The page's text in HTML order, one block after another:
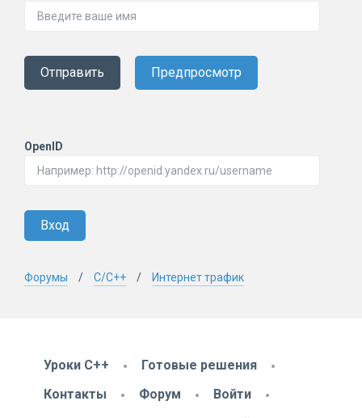
Отправить Предпросмотр
OpenID
Вход
Форумы C/C++ Интернет трафик
Уроки C++
Готовые решения
Контакты
Форум
Войти